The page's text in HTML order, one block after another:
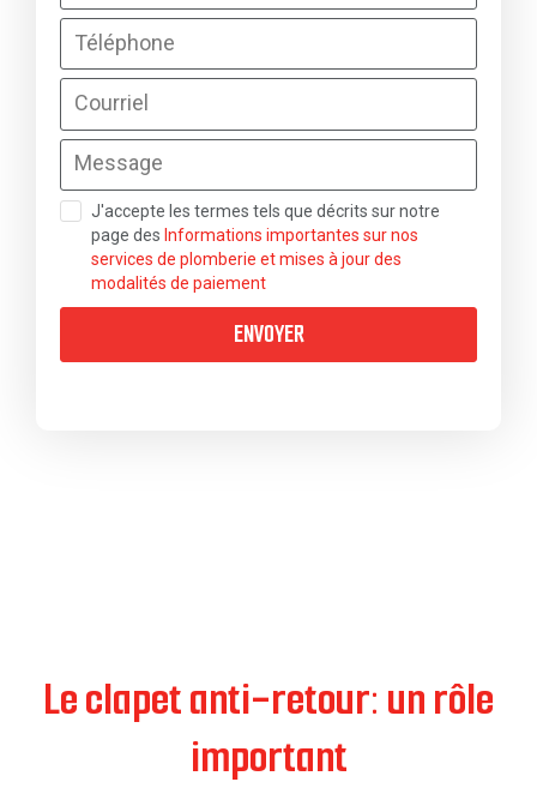
J'accepte les termes tels que décrits sur notre
page des Informations importantes sur nos
services de plomberie et mises à jour des
modalités de paiement
ENVOYER
Le clapet anti-retour: un rôle
important